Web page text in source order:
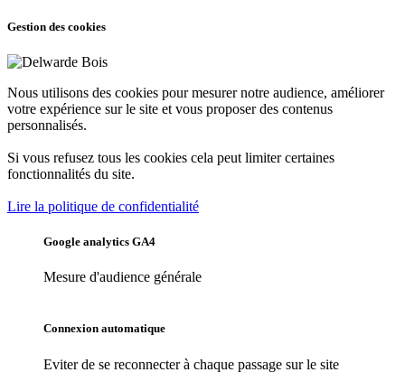
Gestion des cookies
Nous utilisons des cookies pour mesurer notre audience, améliorer
votre expérience sur le site et vous proposer des contenus
personnalisés.
Si vous refusez tous les cookies cela peut limiter certaines
fonctionnalités du site.
Lire la politique de confidentialité
Google analytics GA4
Mesure d'audience générale
Connexion automatique
Eviter de se reconnecter à chaque passage sur le site